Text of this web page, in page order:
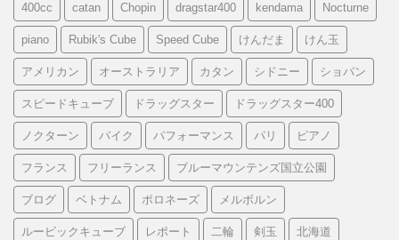
400cc catan Chopin dragstar400 kendama Nocturne
piano Rubik's Cube Speed Cube けんだま けん玉
アメリカン オーストラリア カタン シドニー ショパン
スピードキューブ ドラッグスター ドラッグスター400
ノクターン バイク パフォーマンス パリ ピアノ
フランス フリーランス ブルーマウンテンズ国立公園
ブログ ベトナム ポロネーズ メルボルン
ルービックキューブ レポート 二輪 剣玉 北海道